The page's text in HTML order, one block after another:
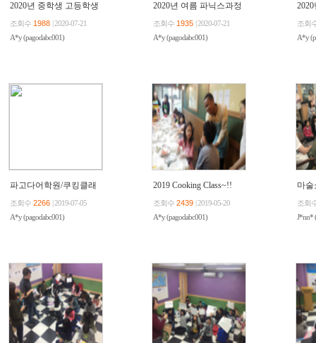
2020년 중학생 고등학생
시험대비반
조회수 1988 | 2020-07-21
A*y (pagodabc001)
2020년 여름 파닉스과정
조회수 1935 | 2020-07-21
A*y (pagodabc001)
안내
조회
A*y
파고다어학원/쿠킹클래
조회수 2266 | 2019-07-05
A*y (pagodabc001)
2019 Cooking Class~!!
조회수 2439 | 2019-05-20
A*y (pagodabc001)
마술
조회
J*nn*